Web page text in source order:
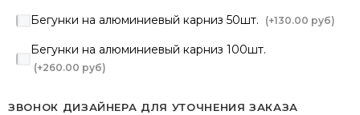
Бегунки на алюминиевый карниз 50шт. (+130.00 руб)
Бегунки на алюминиевый карниз 100шт.
(+260.00 руб)
ЗВОНОК ДИЗАЙНЕРА ДЛЯ УТОЧНЕНИЯ ЗАКАЗА